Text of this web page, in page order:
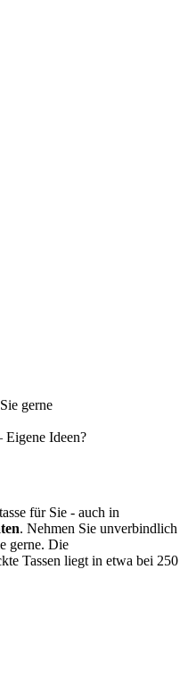
gerne
Ideen?
für Sie - auch in
. Nehmen Sie unverbindlich
gerne. Die
Tassen liegt in etwa bei 250